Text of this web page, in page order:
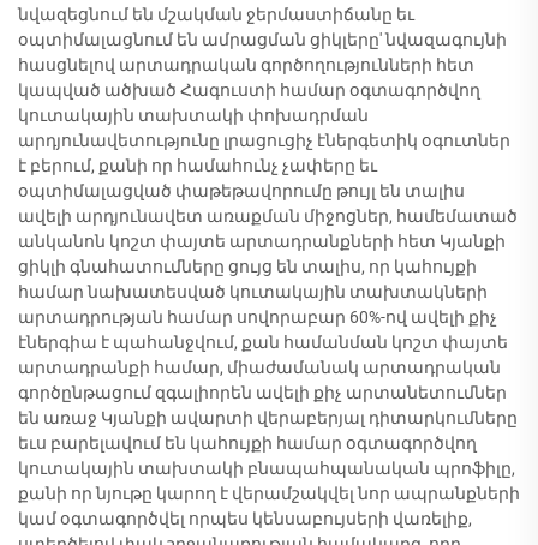
նվազեցնում են մշակման ջերմաստիճանը եւ
օպտիմալացնում են ամրացման ցիկլերը' նվազագույնի
հասցնելով արտադրական գործողությունների հետ
կապված ածխած Հագուստի համար օգտագործվող
կուտակային տախտակի փոխադրման
արդյունավետությունը լրացուցիչ էներգետիկ օգուտներ
է բերում, քանի որ համահունչ չափերը եւ
օպտիմալացված փաթեթավորումը թույլ են տալիս
ավելի արդյունավետ առաքման միջոցներ, համեմատած
անկանոն կոշտ փայտե արտադրանքների հետ Կյանքի
ցիկլի գնահատումները ցույց են տալիս, որ կահույքի
համար նախատեսված կուտակային տախտակների
արտադրության համար սովորաբար 60%-ով ավելի քիչ
էներգիա է պահանջվում, քան համանման կոշտ փայտե
արտադրանքի համար, միաժամանակ արտադրական
գործընթացում զգալիորեն ավելի քիչ արտանետումներ
են առաջ Կյանքի ավարտի վերաբերյալ դիտարկումները
եւս բարելավում են կահույքի համար օգտագործվող
կուտակային տախտակի բնապահպանական պրոֆիլը,
քանի որ նյութը կարող է վերամշակվել նոր ապրանքների
կամ օգտագործվել որպես կենսաբույսերի վառելիք,